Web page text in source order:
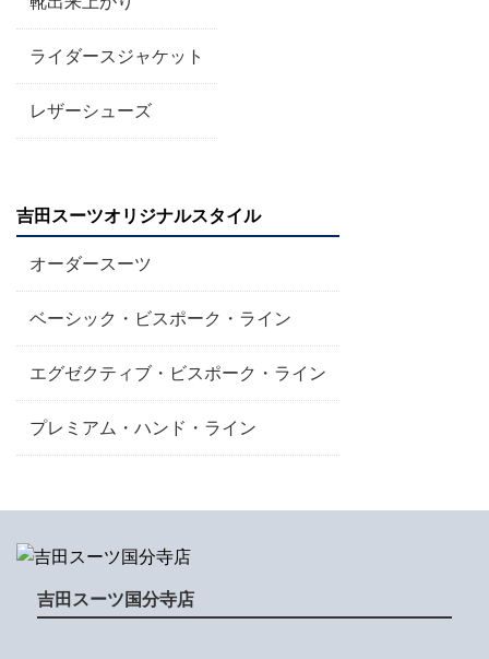
ライダースジャケット
レザーシューズ
吉田スーツオリジナルスタイル
オーダースーツ
ベーシック・ビスポーク・ライン
エグゼクティブ・ビスポーク・ライン
プレミアム・ハンド・ライン
吉田スーツ国分寺店